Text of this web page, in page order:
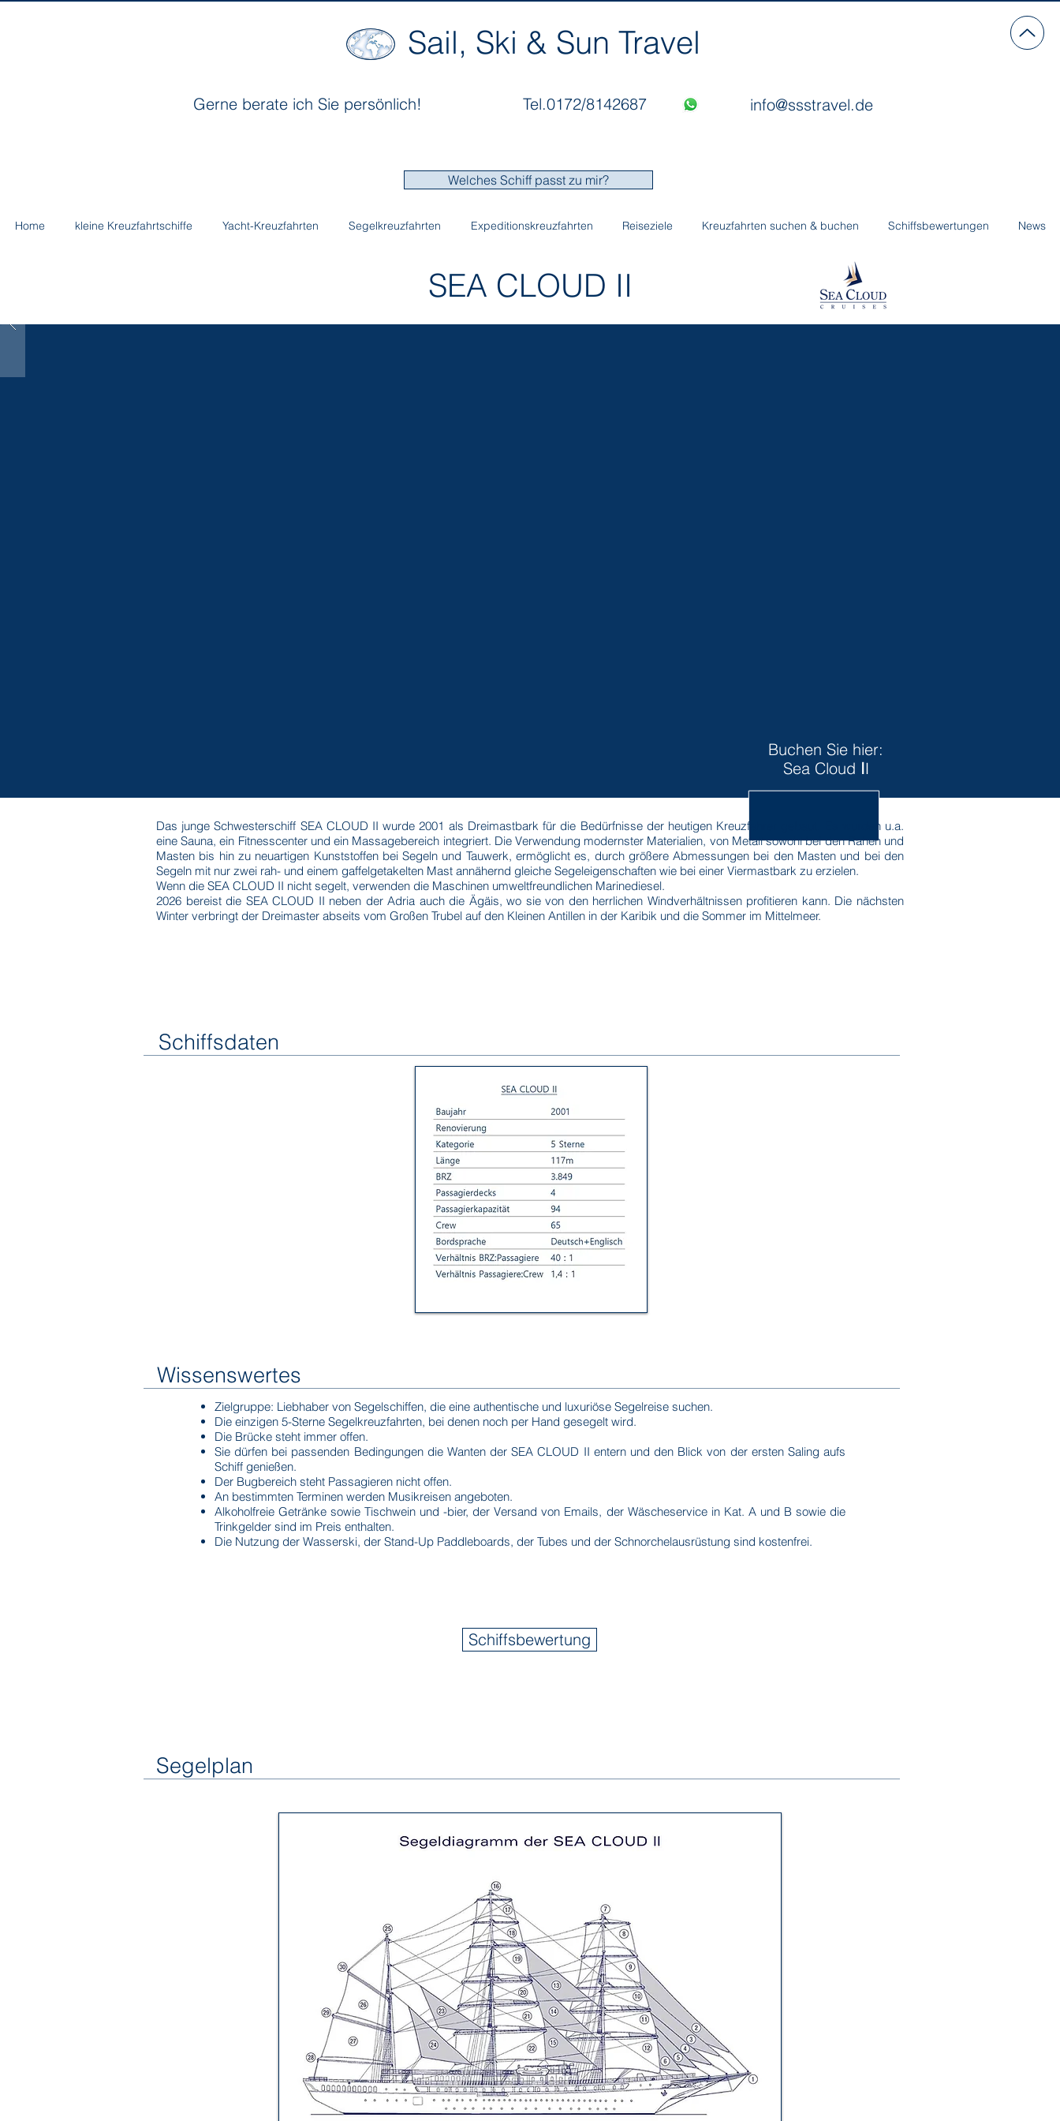
Sail, Ski & Sun Travel
Gerne berate ich Sie persönlich! Tel.0172/8142687 info@ssstravel.de
Welches Schiff passt zu mir?
Home kleine Kreuzfahrtschiffe Yacht-Kreuzfahrten Segelkreuzfahrten Expeditionskreuzfahrten Reiseziele Kreuzfahrten suchen & buchen Schiffsbewertungen News
SEA CLOUD II
Buchen Sie hier:
Sea Cloud II
Das junge Schwesterschiff SEA CLOUD II wurde 2001 als Dreimastbark für die Bedürfnisse der heutigen Kreuzfahrer gebaut. Es wurden u.a.
eine Sauna, ein Fitnesscenter und ein Massagebereich integriert. Die Verwendung modernster Materialien, von Metall sowohl bei den Rahen und
Masten bis hin zu neuartigen Kunststoffen bei Segeln und Tauwerk, ermöglicht es, durch größere Abmessungen bei den Masten und bei den
Segeln mit nur zwei rah- und einem gaffelgetakelten Mast annähernd gleiche Segeleigenschaften wie bei einer Viermastbark zu erzielen.
Wenn die SEA CLOUD II nicht segelt, verwenden die Maschinen umweltfreundlichen Marinediesel.
2026 bereist die SEA CLOUD II neben der Adria auch die Ägäis, wo sie von den herrlichen Windverhältnissen profitieren kann. Die nächsten
Winter verbringt der Dreimaster abseits vom Großen Trubel auf den Kleinen Antillen in der Karibik und die Sommer im Mittelmeer.
Schiffsdaten
Sea Cloud 2 Kabinen
Wissenswertes
Zielgruppe: Liebhaber von Segelschiffen, die eine authentische und luxuriöse Segelreise suchen.
Die einzigen 5-Sterne Segelkreuzfahrten, bei denen noch per Hand gesegelt wird.
Die Brücke steht immer offen.
Sie dürfen bei passenden Bedingungen die Wanten der SEA CLOUD II entern und den Blick von der ersten Saling aufs
Schiff genießen.
Der Bugbereich steht Passagieren nicht offen.
An bestimmten Terminen werden Musikreisen angeboten.
Alkoholfreie Getränke sowie Tischwein und -bier, der Versand von Emails, der Wäscheservice in Kat. A und B sowie die
Trinkgelder sind im Preis enthalten.
Die Nutzung der Wasserski, der Stand-Up Paddleboards, der Tubes und der Schnorchelausrüstung sind kostenfrei.
Schiffsbewertung
Segelplan